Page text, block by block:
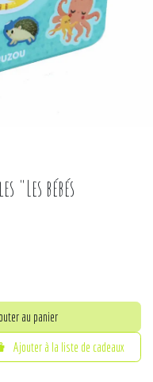
"Les bébés
au panier
Ajouter à la liste de cadeaux